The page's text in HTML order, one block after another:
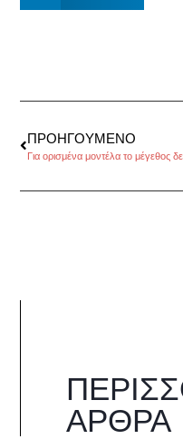
ΠΡΟΗΓΟΎΜΕΝΟ
ΆΡΘΡΑ